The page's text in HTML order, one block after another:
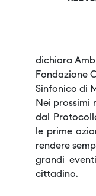
dichiara
Fondazione
Sinfonico di
Nei prossimi
dal
le prime
rendere
grandi
cittadino.